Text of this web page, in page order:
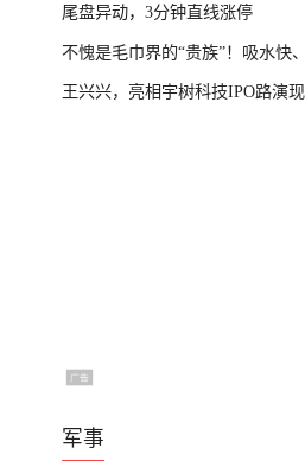
尾盘异动，3分钟直线涨停
不愧是毛巾界的“贵族”！吸水快
王兴兴，亮相宇树科技IPO路演
军事